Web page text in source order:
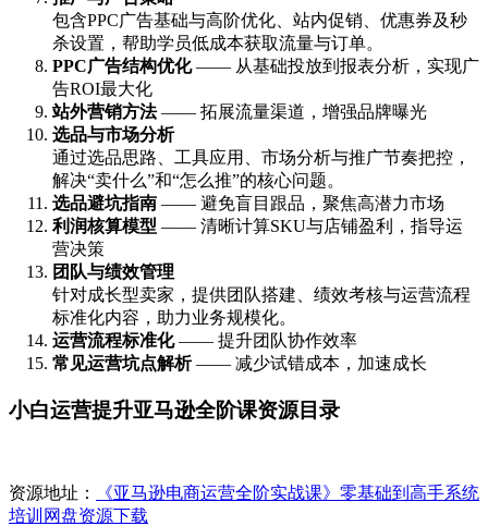
包含PPC广告基础与高阶优化、站内促销、优惠券及秒
杀设置，帮助学员低成本获取流量与订单。
PPC广告结构优化—— 从基础投放到报表分析，实现广
告ROI最大化
站外营销方法—— 拓展流量渠道，增强品牌曝光
选品与市场分析
通过选品思路、工具应用、市场分析与推广节奏把控，
解决“卖什么”和“怎么推”的核心问题。
选品避坑指南 —— 避免盲目跟品，聚焦高潜力市场
利润核算模型 —— 清晰计算SKU与店铺盈利，指导运
营决策
团队与绩效管理
针对成长型卖家，提供团队搭建、绩效考核与运营流程
标准化内容，助力业务规模化。
运营流程标准化—— 提升团队协作效率
常见运营坑点解析—— 减少试错成本，加速成长
小白运营提升亚马逊全阶课资源目录
资源地址：
《亚马逊电商运营全阶实战课》零基础到高手系统
培训网盘资源下载